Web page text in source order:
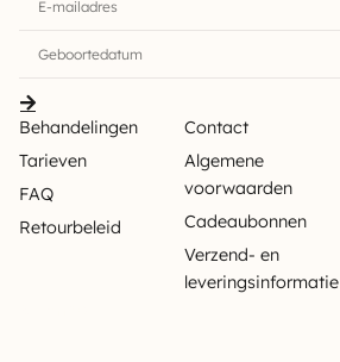
Behandelingen
Tarieven
FAQ
Retourbeleid
Contact
Algemene
voorwaarden
Cadeaubonnen
Verzend- en
leveringsinformatie